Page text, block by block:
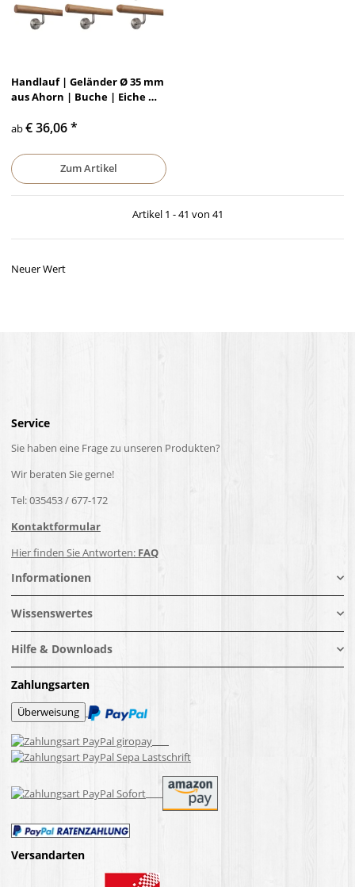
Handlauf | Geländer Ø 35 mm
aus Ahorn | Buche | Eiche mit
Edelstahlhalter
ab€ 36,06*
Zum Artikel
Artikel 1 - 41 von 41
Neuer Wert
Service
Sie haben eine Frage zu unseren Produkten?
Wir beraten Sie gerne!
Tel: 035453 / 677-172
Kontaktformular
Hier finden Sie Antworten: FAQ
Informationen
Wissenswertes
Hilfe & Downloads
Zahlungsarten
Versandarten